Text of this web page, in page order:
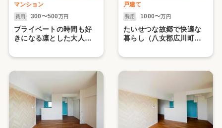
マンション
費用 300〜500万円
プライベートの時間も好
きになる凛とした大人カ
市・Sマンション）【1】
戸建て
費用 1000〜万円
たいせつな故郷で快適な
暮らし（八女郡広川町・H